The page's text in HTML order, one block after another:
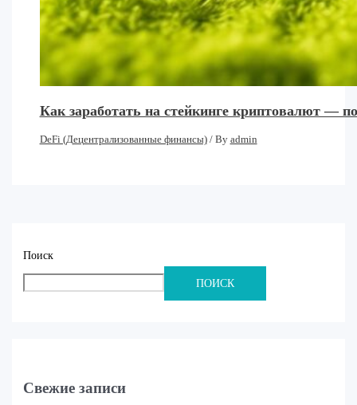
Как заработать на стейкинге криптовалют —
DeFi (Децентрализованные финансы)/ By admin
Поиск
ПОИСК
Свежие записи